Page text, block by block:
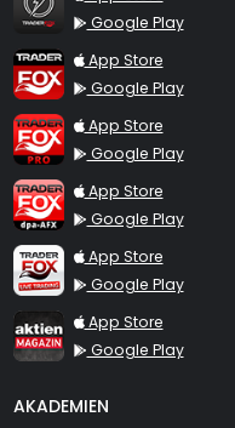
Google Play
TraderFox App
App Store
Google Play
TraderFox Pro
App Store
Google Play
TraderFox dpa-AFX ProFeed
App Store
Google Play
TraderFox Live Trading
App Store
Google Play
TraderFox aktien Magazin
App Store
Google Play
AKADEMIEN